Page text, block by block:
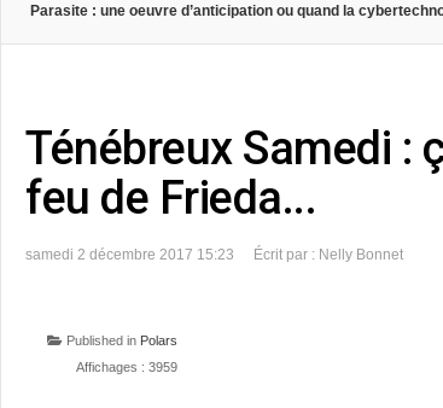
Parasite : une oeuvre d’anticipation ou quand la
Ténébreux Samedi :
feu de Frieda...
samedi 2 décembre 2017 15:23 Écrit par : Nelly Bonnet
Published in Polars
Affichages : 3959